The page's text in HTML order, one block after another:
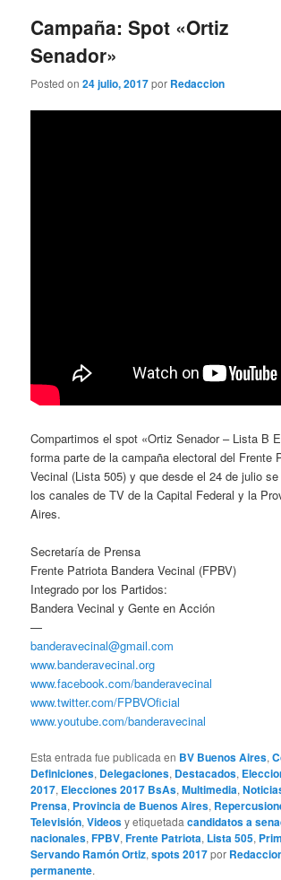
Campaña: Spot «Ortiz
Senador»
Posted on24 julio, 2017por Redaccion
Compartimos el spot «Ortiz Senador – Lista B
forma parte de la campaña electoral del Frente
Vecinal (Lista 505) y que desde el 24 de julio
los canales de TV de la Capital Federal y la
Aires.
Secretaría de Prensa
Frente Patriota Bandera Vecinal (FPBV)
Integrado por los Partidos:
Bandera Vecinal y Gente en Acción
—
banderavecinal@gmail.com
www.banderavecinal.org
www.facebook.com/banderavecinal
www.twitter.com/FPBVOficial
www.youtube.com/banderavecinal
Esta entrada fue publicada en BV Buenos Aires,
Definiciones, Delegaciones, Destacados,
2017, Elecciones 2017 BsAs,Multimedia,
Prensa, Provincia de Buenos Aires,
Televisión,Videosy etiquetadacandidatos a
nacionales,FPBV,Frente Patriota, Lista 505,
Servando Ramón Ortiz,spots 2017por
permanente.